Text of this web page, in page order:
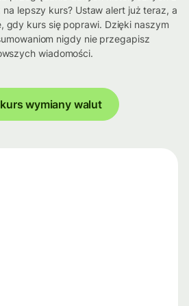
lepszy kurs? Ustaw alert już teraz, a
gdy kurs się poprawi. Dzięki naszym
nigdy nie przegapisz
wiadomości.
wymiany walut